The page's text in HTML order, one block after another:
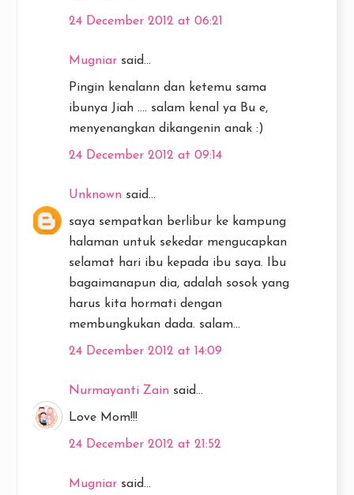
24 December 2012 at 06:21
Mugniar said...
Pingin kenalann dan ketemu sama
ibunya Jiah .... salam kenal ya Bu e,
menyenangkan dikangenin anak :)
24 December 2012 at 09:14
Unknown said...
saya sempatkan berlibur ke kampung
halaman untuk sekedar mengucapkan
selamat hari ibu kepada ibu saya. Ibu
bagaimanapun dia, adalah sosok yang
harus kita hormati dengan
membungkukan dada. salam...
24 December 2012 at 14:09
Nurmayanti Zain said...
Love Mom!!!
24 December 2012 at 21:52
Mugniar said...